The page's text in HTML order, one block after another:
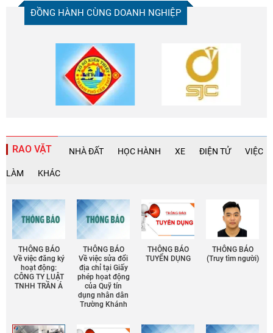
ĐỒNG HÀNH CÙNG DOANH NGHIỆP
RAO VẶT NHÀ ĐẤT HỌC HÀNH XE ĐIỆN TỬ VIỆC
LÀM KHÁC
THÔNG BÁO
Về việc đăng ký
hoạt động:
CÔNG TY LUẬT
TNHH TRẦN Á
THÔNG BÁO
Về việc sửa đổi
địa chỉ tại Giấy
phép họat động
của Quỹ tín
dụng nhân dân
Trường Khánh
THÔNG BÁO
TUYỂN DỤNG
THÔNG BÁO
(Truy tìm người)